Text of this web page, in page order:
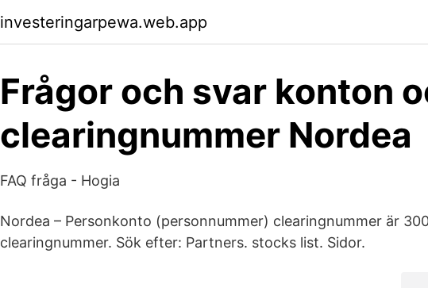
investeringarpewa.web.app
Frågor och svar konton
clearingnummer Nordea
FAQ fråga - Hogia
Nordea – Personkonto (personnummer) clearingnummer är
clearingnummer. Sök efter: Partners. stocks list. Sidor.